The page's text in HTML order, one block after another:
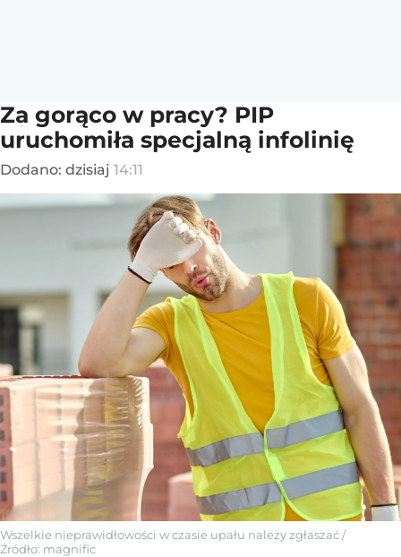
Za gorąco w pracy? PIP
uruchomiła specjalną infolinię
Dodano: dzisiaj 14:11
Wszelkie nieprawidłowości w czasie upału należy zgłaszać/
Źródło: magnific